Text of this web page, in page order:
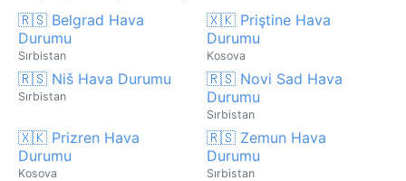
🇷🇸 Belgrad Hava
Durumu
Sırbistan
🇽🇰 Priştine Hava
Durumu
Kosova
🇷🇸 Niš Hava Durumu
Sırbistan
🇷🇸 Novi Sad Hava
Durumu
Sırbistan
🇽🇰 Prizren Hava
Durumu
Kosova
🇷🇸 Zemun Hava
Durumu
Sırbistan